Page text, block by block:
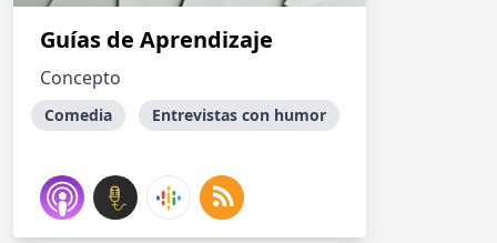
Guías de Aprendizaje
Concepto
Comedia Entrevistas con humor